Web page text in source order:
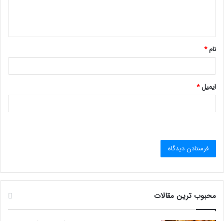
*
نام*
ایمیل*
محبوب ترین مقالات